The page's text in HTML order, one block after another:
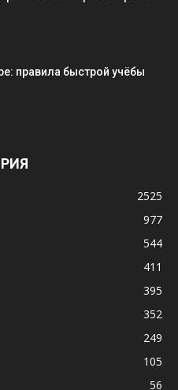
правила быстрой учёбы
2525
977
544
411
395
352
249
105
56